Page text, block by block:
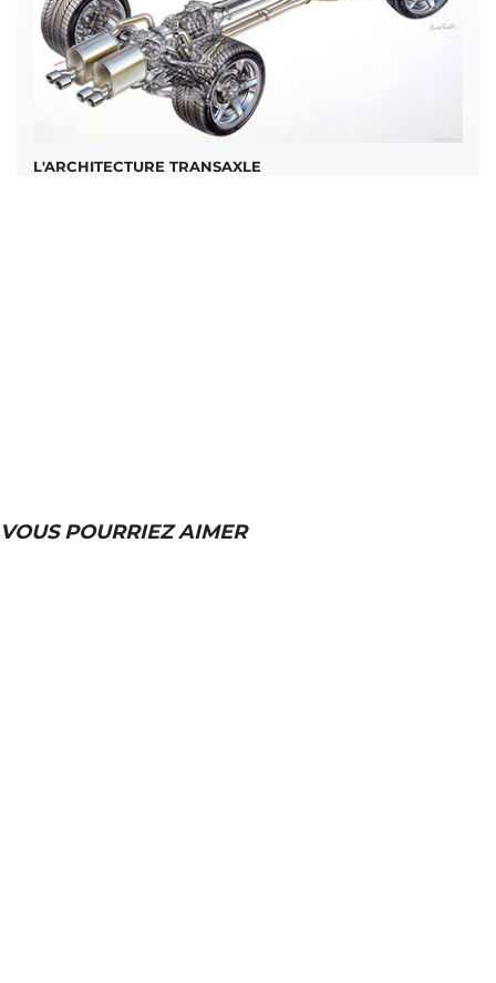
L'ARCHITECTURE TRANSAXLE
VOUS POURRIEZ AIMER